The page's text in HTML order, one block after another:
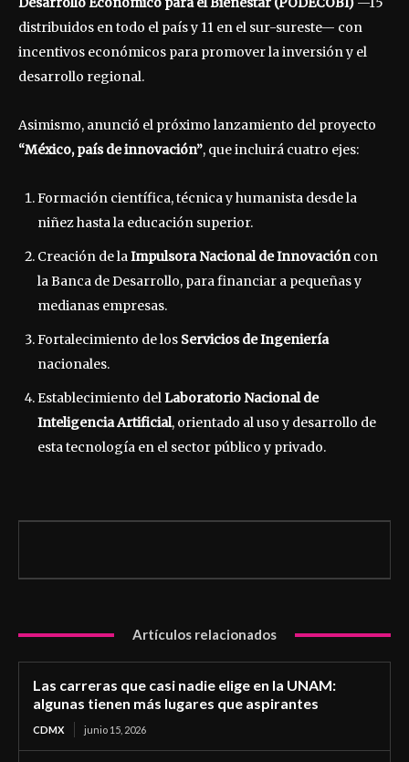
distribuidos en todo el país y 11 en el sur-sureste— con
incentivos económicos para promover la inversión y el
desarrollo regional.
Asimismo, anunció el próximo lanzamiento del proyecto
“México, país de innovación”, que incluirá cuatro ejes:
Formación científica, técnica y humanista desde la
niñez hasta la educación superior.
Creación de laImpulsora Nacional de Innovacióncon
la Banca de Desarrollo, para financiar a pequeñas y
medianas empresas.
Fortalecimiento de los Servicios de Ingeniería
nacionales.
Establecimiento delLaboratorio Nacional de
Inteligencia Artificial, orientado al uso y desarrollo de
esta tecnología en el sector público y privado.
Artículos relacionados
Las carreras que casi nadie elige en la UNAM:
algunas tienen más lugares que aspirantes
CDMX junio 15, 2026